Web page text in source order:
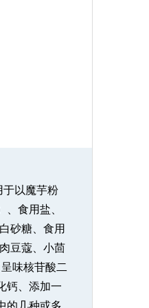
于以魔芋粉
食用盐、
砂糖、食用
豆蔻、小茴
味核苷酸二
钙、添加一
的几种或多